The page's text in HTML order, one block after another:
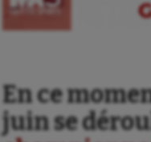
Aéronautique
Auto
Aviron
En ce
juin se